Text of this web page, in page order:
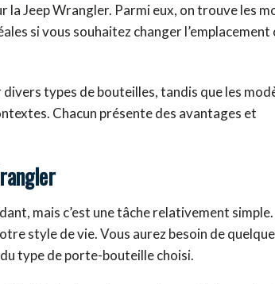
Jeep Wrangler. Parmi eux, on trouve les
si vous souhaitez changer l’emplacement
types de bouteilles, tandis que les
Chacun présente des avantages et
mais c’est une tâche relativement
style de vie. Vous aurez besoin de
type de porte-bouteille choisi.